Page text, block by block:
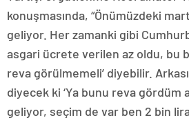
konuşmasında, “Önümüzdeki
geliyor. Her zamanki gibi
asgari ücrete verilen az oldu, bu
reva görülmemeli’ diyebilir.
diyecek ki ‘Ya bunu reva gördüm
geliyor, seçim de var ben 2 bin